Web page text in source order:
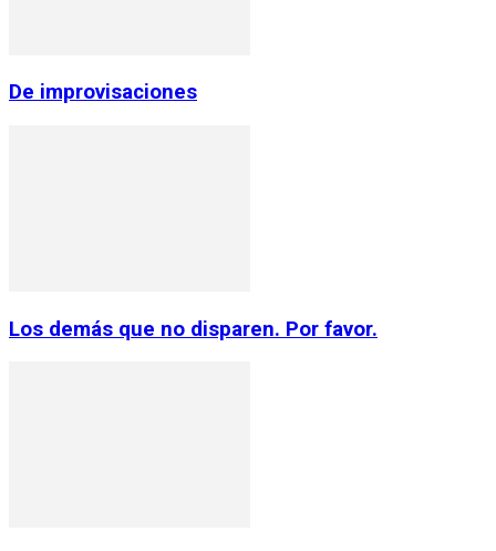
De improvisaciones
Los demás que no disparen. Por favor.